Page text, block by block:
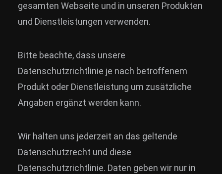
gesamten Webseite und in unseren Produkten
und Dienstleistungen verwenden.
Bitte beachte, dass unsere
Datenschutzrichtlinie je nach betroffenem
Produkt oder Dienstleistung um zusätzliche
Angaben ergänzt werden kann.
Wir halten uns jederzeit an das geltende
Datenschutzrecht und diese
Datenschutzrichtlinie. Daten geben wir nur in